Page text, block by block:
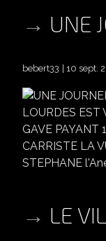
UNE
bebert33 10 sept.
LOURDES EST
GAVE PAYANT
CARRISTE LA
STEPHANE
LE